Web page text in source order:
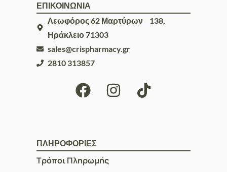
ΕΠΙΚΟΙΝΩΝΙΑ
Λεωφόρος 62 Μαρτύρων 138,
Ηράκλειο 71303
sales@crispharmacy.gr
2810 313857
ΠΛΗΡΟΦΟΡΙΕΣ
Τρόποι Πληρωμής